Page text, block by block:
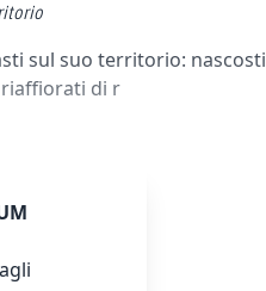
sul suo territorio: nascosti
riaffiorati di r